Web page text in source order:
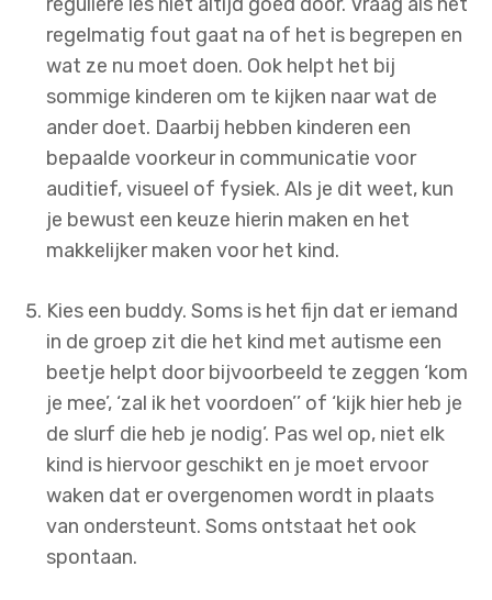
regelmatig fout gaat na of het is begrepen en
wat ze nu moet doen. Ook helpt het bij
sommige kinderen om te kijken naar wat de
ander doet. Daarbij hebben kinderen een
bepaalde voorkeur in communicatie voor
auditief, visueel of fysiek. Als je dit weet, kun
je bewust een keuze hierin maken en het
makkelijker maken voor het kind.
Kies een buddy. Soms is het fijn dat er iemand
in de groep zit die het kind met autisme een
beetje helpt door bijvoorbeeld te zeggen ‘kom
je mee’, ‘zal ik het voordoen’’ of ‘kijk hier heb je
de slurf die heb je nodig’. Pas wel op, niet elk
kind is hiervoor geschikt en je moet ervoor
waken dat er overgenomen wordt in plaats
van ondersteunt. Soms ontstaat het ook
spontaan.